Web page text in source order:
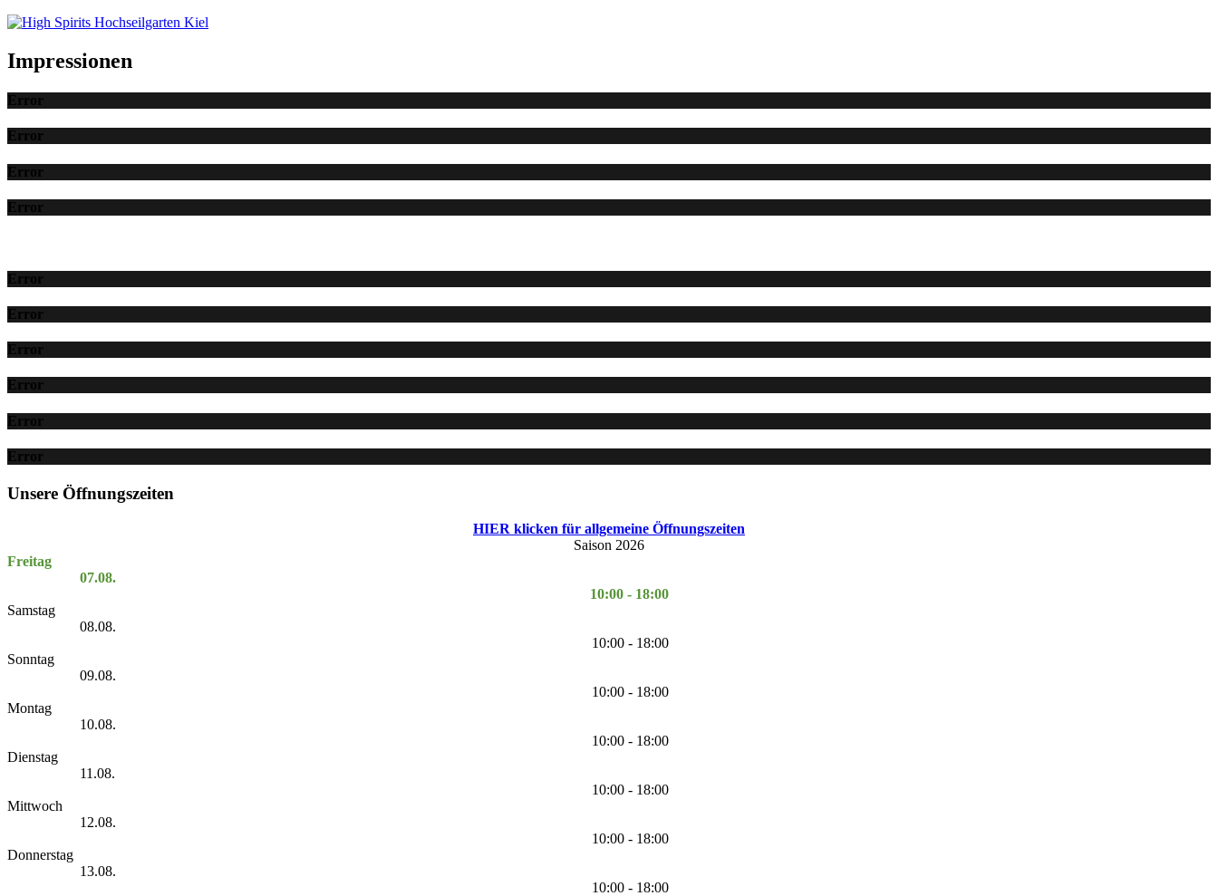
Impressionen
Error
Error
Error
Error
Error
Error
Error
Error
Error
Error
Unsere Öffnungszeiten
HIER klicken für allgemeine Öffnungszeiten
Saison 2026
Freitag
07.08.
10:00 - 18:00
Samstag
08.08.
10:00 - 18:00
Sonntag
09.08.
10:00 - 18:00
Montag
10.08.
10:00 - 18:00
Dienstag
11.08.
10:00 - 18:00
Mittwoch
12.08.
10:00 - 18:00
Donnerstag
13.08.
10:00 - 18:00